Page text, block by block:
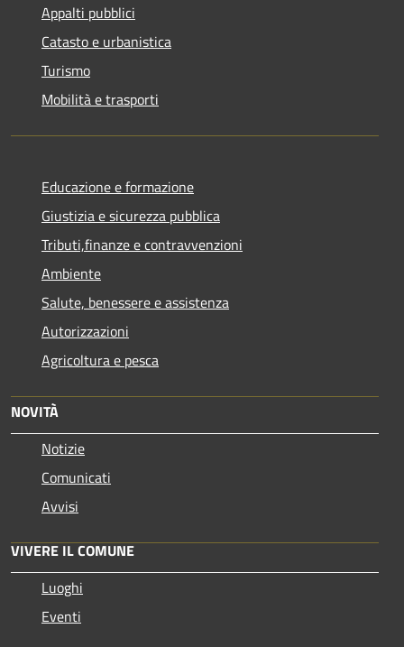
Appalti pubblici
Catasto e urbanistica
Turismo
Mobilità e trasporti
Educazione e formazione
Giustizia e sicurezza pubblica
Tributi,finanze e contravvenzioni
Ambiente
Salute, benessere e assistenza
Autorizzazioni
Agricoltura e pesca
NOVITÀ
Notizie
Comunicati
Avvisi
VIVERE IL COMUNE
Luoghi
Eventi